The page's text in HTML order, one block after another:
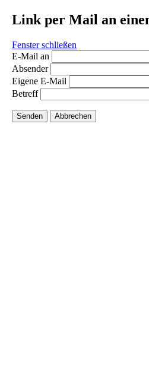
Link per Mail an
Fenster schließen
E-Mail an
Absender
Eigene E-Mail
Betreff
Senden Abbrechen